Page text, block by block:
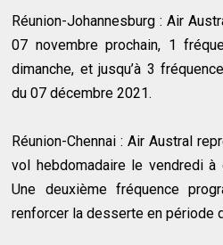
Réunion-Johannesburg : Air
07 novembre prochain, 1
dimanche, et jusqu’à 3
du 07 décembre 2021.
Réunion-Chennai : Air Austral
vol hebdomadaire le vendredi
Une deuxième fréquence
renforcer la desserte en période